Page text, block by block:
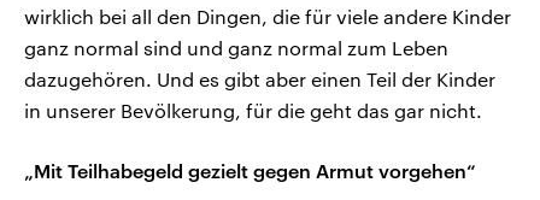
wirklich bei all den Dingen, die für viele andere Kinder
ganz normal sind und ganz normal zum Leben
dazugehören. Und es gibt aber einen Teil der Kinder
in unserer Bevölkerung, für die geht das gar nicht.
„Mit Teilhabegeld gezielt gegen Armut vorgehen“